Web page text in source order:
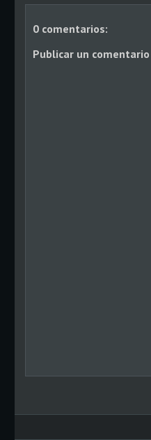
0 comentarios:
Publicar un comentario